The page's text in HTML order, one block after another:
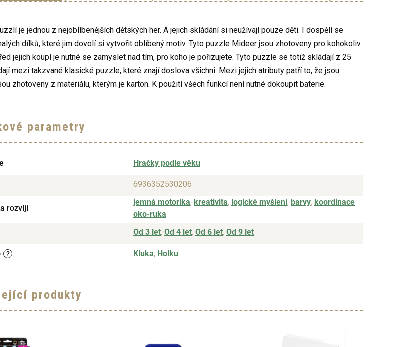
je jednou z nejoblíbenějších dětských her. A jejich skládání si neužívají pouze děti. I dospělí se
dílků, které jim dovolí si vytvořit oblíbený motiv. Tyto puzzle Mideer jsou zhotoveny pro kohokoliv
jejich koupí je nutné se zamyslet nad tím, pro koho je pořizujete. Tyto puzzle se totiž skládají z 25
mezi takzvané klasické puzzle, které znají doslova všichni. Mezi jejich atributy patří to, že jsou
zhotoveny z materiálu, kterým je karton. K použití všech funkcí není nutné dokoupit baterie.
parametry
Hračky podle věku
6936352530206
rozvíjí
jemná motorika, kreativita, logické myšlení, barvy, koordinace
oko-ruka
Od 3 let, Od 4 let, Od 6 let, Od 9 let
? Kluka, Holku
produkty